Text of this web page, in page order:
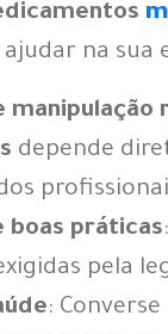
na sua
depende
boas práticas
pela
: